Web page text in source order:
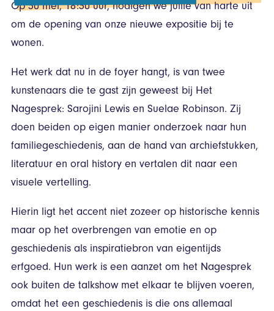
Op 30 mei, 18:30 uur, nodigen we jullie van harte uit
om de opening van onze nieuwe expositie bij te
wonen.
Het werk dat nu in de foyer hangt, is van twee
kunstenaars die te gast zijn geweest bij Het
Nagesprek: Sarojini Lewis en Suelae Robinson. Zij
doen beiden op eigen manier onderzoek naar hun
familiegeschiedenis, aan de hand van archiefstukken,
literatuur en oral history en vertalen dit naar een
visuele vertelling.
Hierin ligt het accent niet zozeer op historische kennis
maar op het overbrengen van emotie en op
geschiedenis als inspiratiebron van eigentijds
erfgoed. Hun werk is een aanzet om het Nagesprek
ook buiten de talkshow met elkaar te blijven voeren,
omdat het een geschiedenis is die ons allemaal